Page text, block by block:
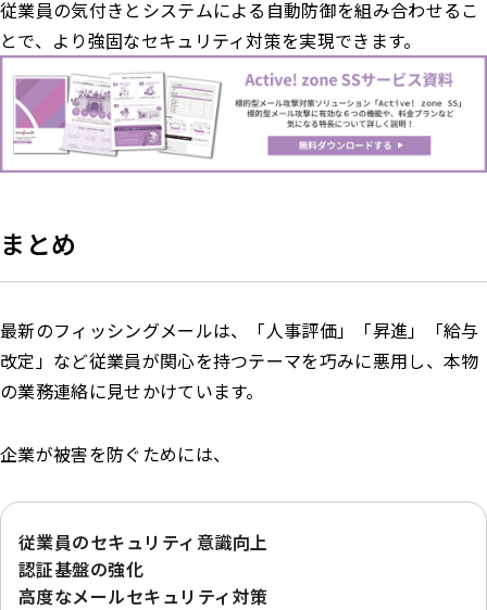
従業員の気付きとシステムによる自動防御を組み合わせるこ
とで、より強固なセキュリティ対策を実現できます。
まとめ
最新のフィッシングメールは、「人事評価」「昇進」「給与
改定」など従業員が関心を持つテーマを巧みに悪用し、本物
の業務連絡に見せかけています。
企業が被害を防ぐためには、
従業員のセキュリティ意識向上
認証基盤の強化
高度なメールセキュリティ対策